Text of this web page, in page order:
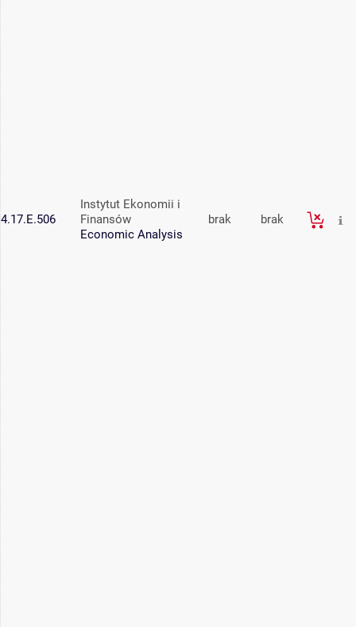
4.17.E.506
Instytut Ekonomii i
Finansów
Economic Analysis
brak brak